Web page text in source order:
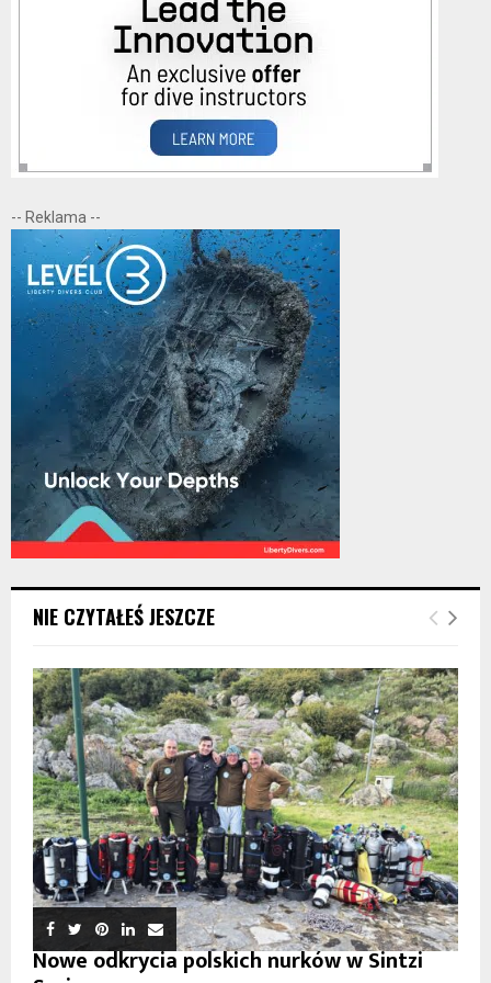
-- Reklama --
NIE CZYTAŁEŚ JESZCZE
Nowe odkrycia polskich nurków w Sintzi